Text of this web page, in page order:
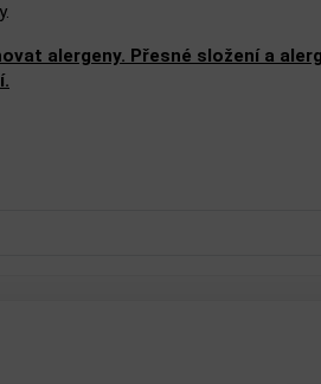
alergeny. Přesné složení a